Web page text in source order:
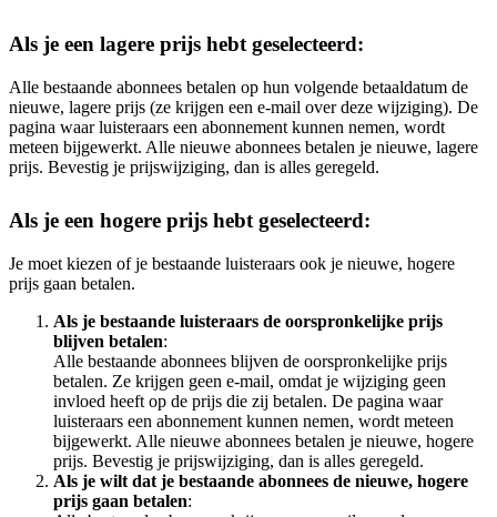
Als je een lagere prijs hebt geselecteerd:
Alle bestaande abonnees betalen op hun volgende betaaldatum de
nieuwe, lagere prijs (ze krijgen een e-mail over deze wijziging). De
pagina waar luisteraars een abonnement kunnen nemen, wordt
meteen bijgewerkt. Alle nieuwe abonnees betalen je nieuwe, lagere
prijs. Bevestig je prijswijziging, dan is alles geregeld.
Als je een hogere prijs hebt geselecteerd:
Je moet kiezen of je bestaande luisteraars ook je nieuwe, hogere
prijs gaan betalen.
Als je bestaande luisteraars de oorspronkelijke prijs
blijven betalen:
Alle bestaande abonnees blijven de oorspronkelijke prijs
betalen. Ze krijgen geen e-mail, omdat je wijziging geen
invloed heeft op de prijs die zij betalen. De pagina waar
luisteraars een abonnement kunnen nemen, wordt meteen
bijgewerkt. Alle nieuwe abonnees betalen je nieuwe, hogere
prijs. Bevestig je prijswijziging, dan is alles geregeld.
Als je wilt dat je bestaande abonnees de nieuwe, hogere
prijs gaan betalen: